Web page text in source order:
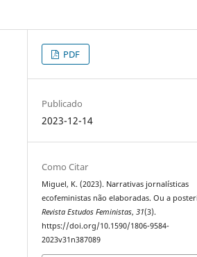
PDF
Publicado
2023-12-14
Como Citar
Miguel, K. (2023). Narrativas jornalísticas
ecofeministas não elaboradas. Ou a
Revista Estudos Feministas,31(3).
https://doi.org/10.1590/1806-9584-
2023v31n387089